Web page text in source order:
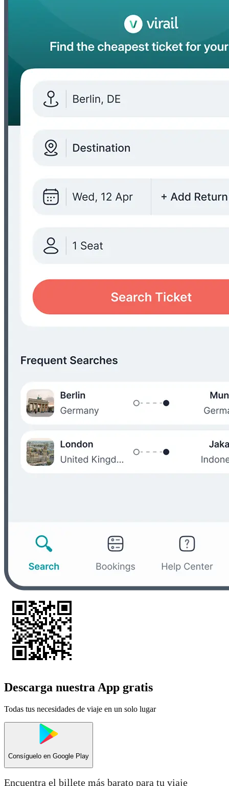
Descarga nuestra App gratis
Todas tus necesidades de viaje en un solo lugar
Consíguelo en Google Play
Encuentra el billete más barato para tu viaje